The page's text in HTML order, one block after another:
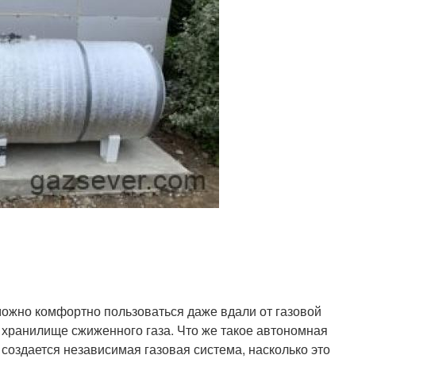
комфортно пользоваться даже вдали от газовой
сжиженного газа. Что же такое автономная
независимая газовая система, насколько это